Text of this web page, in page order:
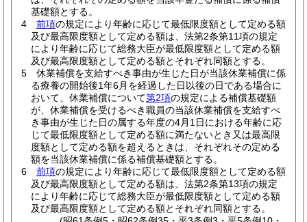
基礎額とする。
4
前項の規定により年齢に応じて最低限度額として定める額
及び最高限度額として定める額は、法第2条第11項の規定
により年齢に応じて総務大臣が最低限度額として定める額
及び最高限度額として定める額とそれぞれ同額とする。
5
休業補償を支給すべき事由が生じた日が当該休業補償に係
る療養の開始後1年6月を経過した日以後の日である場合に
おいて、休業補償について第2項の規定による補償基礎額
が、休業補償を受けるべき職員の当該休業補償を支給すべ
き事由が生じた日の属する年度の4月1日における年齢に応
じて最低限度額として定める額に満たないとき又は最高限
度額として定める額を超えるときは、それぞれその定める
額を当該休業補償に係る補償基礎額とする。
6
前項の規定により年齢に応じて最低限度額として定める額
及び最高限度額として定める額は、法第2条第13項の規定
により年齢に応じて総務大臣が最低限度額として定める額
及び最高限度額として定める額とそれぞれ同額とする。